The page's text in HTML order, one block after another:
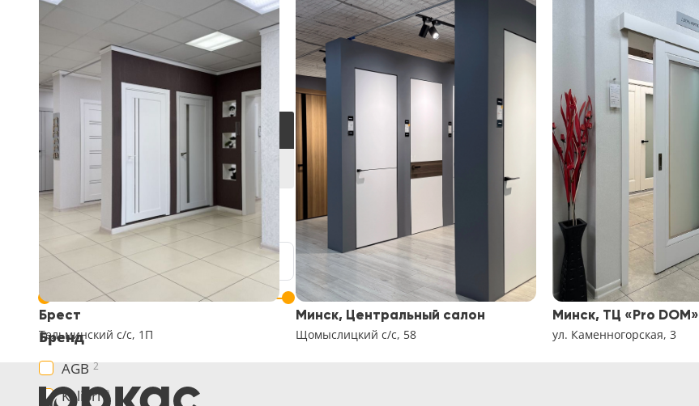
Каталог
Петли
Цена, руб.
до
Бренд
AGB 2
Kalibri 2
Брест
Тельминский с/с, 1П
Минск, Центральный салон
Щомыслицкий с/с, 58
Минск, ТЦ «Pro DOM»
ул. Каменногорская, 3